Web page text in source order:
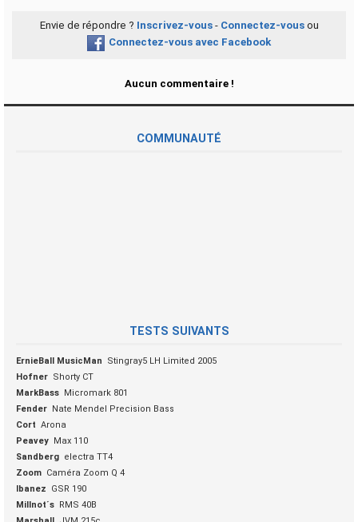
Envie de répondre ? Inscrivez-vous- Connectez-vousou
Connectez-vous avec Facebook
Aucun commentaire !
COMMUNAUTÉ
TESTS SUIVANTS
ErnieBall MusicMan
Stingray5 LH Limited 2005
Hofner Shorty CT
MarkBass Micromark 801
Fender Nate Mendel Precision Bass
Cort Arona
Peavey Max 110
Sandberg electra TT4
Zoom Caméra Zoom Q 4
Ibanez
GSR 190
Millnot´s RMS 40B